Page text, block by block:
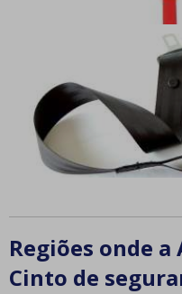
Regiões onde
Cinto de